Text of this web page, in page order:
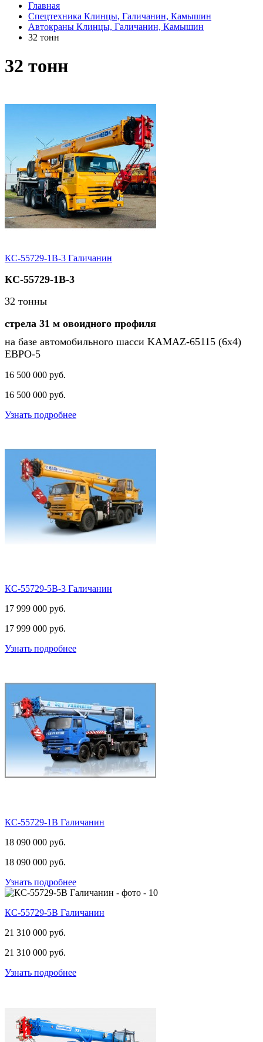
Главная
Спецтехника Клинцы, Галичанин, Камышин
Автокраны Клинцы, Галичанин, Камышин
32 тонн
32 тонн
КС-55729-1В-3 Галичанин
КС-55729-1В-3
32 тонны
стрела 31 м овоидного профиля
на базе автомобильного шасси KAMAZ-65115 (6х4)
ЕВРО-5
16 500 000 pуб.
16 500 000 pуб.
Узнать подробнее
КС-55729-5В-3 Галичанин
17 999 000 pуб.
17 999 000 pуб.
Узнать подробнее
КС-55729-1В Галичанин
18 090 000 pуб.
18 090 000 pуб.
Узнать подробнее
КС-55729-5B Галичанин
21 310 000 pуб.
21 310 000 pуб.
Узнать подробнее